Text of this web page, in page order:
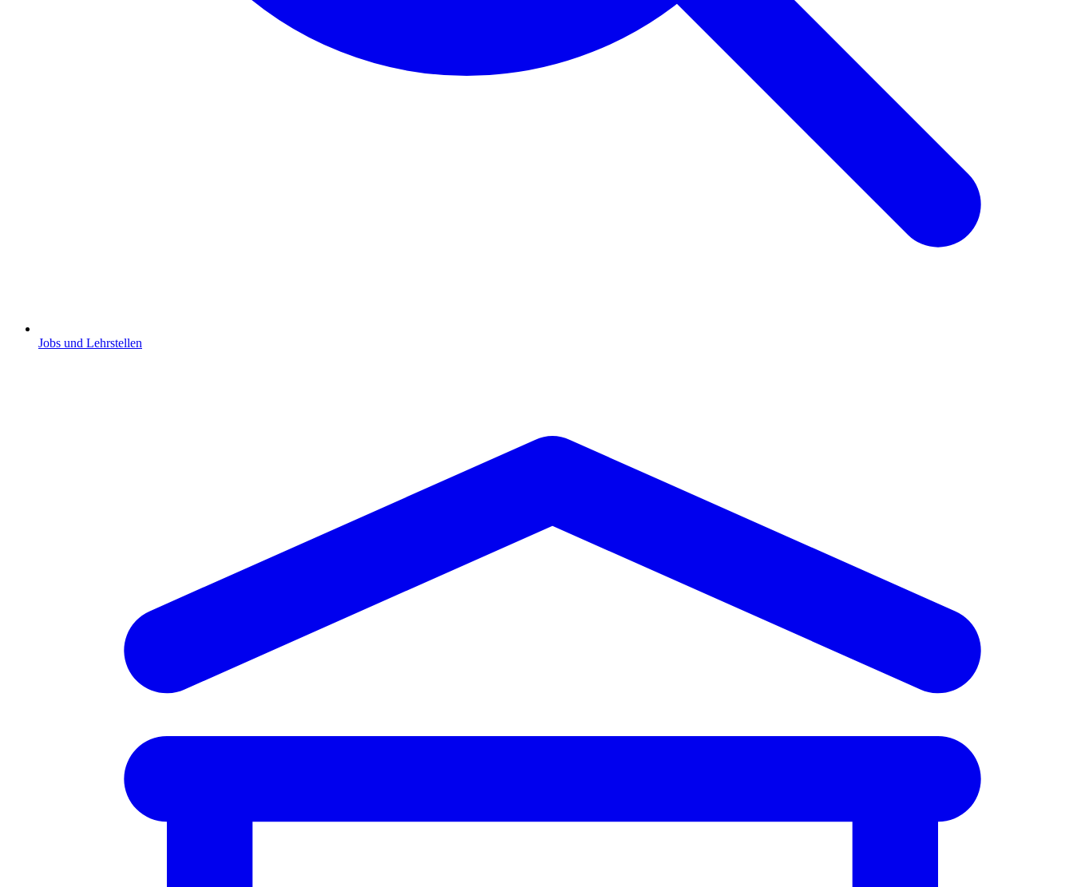
Jobs und Lehrstellen